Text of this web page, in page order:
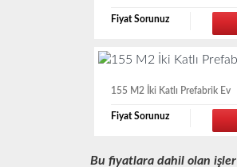
Fiyat Sorunuz
155 M2 İki Katlı Prefabrik Ev
Fiyat Sorunuz
Bu fiyatlara dahil olan işler